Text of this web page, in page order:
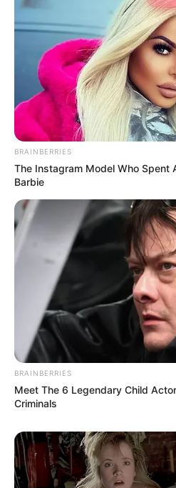
BRAINBERRIES
The Instagram Model Who Spent
Barbie
BRAINBERRIES
Meet The 6 Legendary Child
Criminals